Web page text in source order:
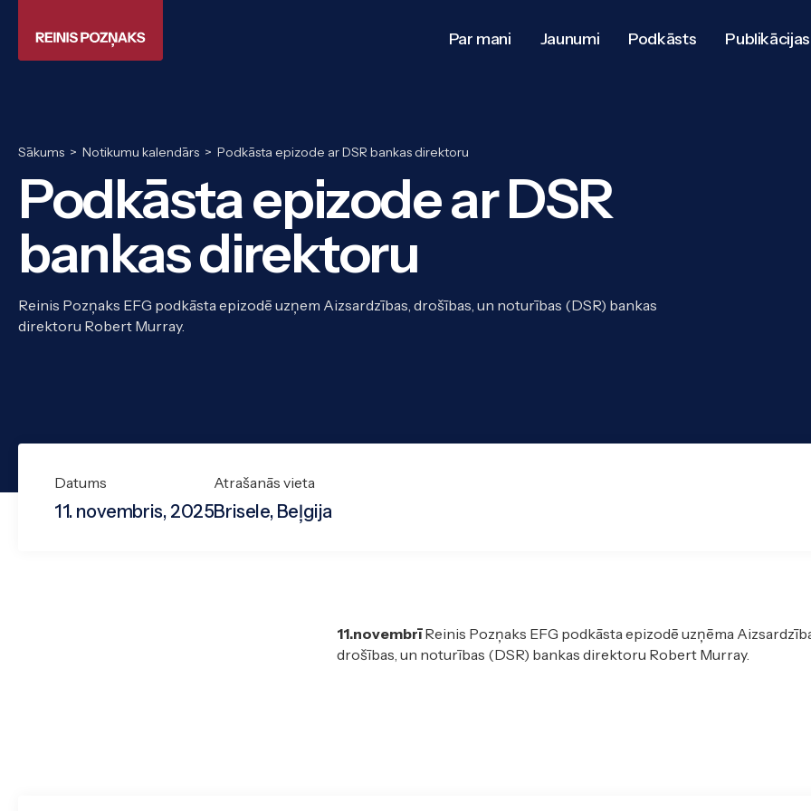
Par mani Jaunumi Podkāsts Publikācijas
Sākums > Notikumu kalendārs > Podkāsta epizode ar DSR bankas direktoru
Podkāsta epizode ar DSR
bankas direktoru
Reinis Pozņaks EFG podkāsta epizodē uzņem Aizsardzības, drošības, un noturības (DSR) bankas
direktoru Robert Murray.
Datums
11. novembris, 2025
Atrašanās vieta
Brisele, Beļgija
11.novembrīReinis Pozņaks EFG podkāsta epizodē uzņēma
drošības, un noturības (DSR) bankas direktoru Robert Murray.